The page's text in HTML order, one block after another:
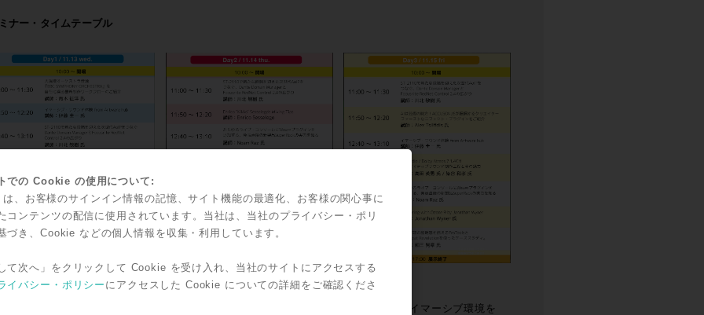
ナー・タイムテーブル
しかし！イマーシブ環境を
での Cookie の使用について:
、お客様のサインイン情報の記憶、サイト機能の最適化、お客様の関心事に
コンテンツの配信に使用されています。当社は、当社のプライバシー・ポリ
づき、Cookie などの個人情報を収集・利用しています。
て次へ」をクリックして Cookie を受け入れ、当社のサイトにアクセスする
イバシー・ポリシー にアクセスした Cookie についての詳細をご確認くださ